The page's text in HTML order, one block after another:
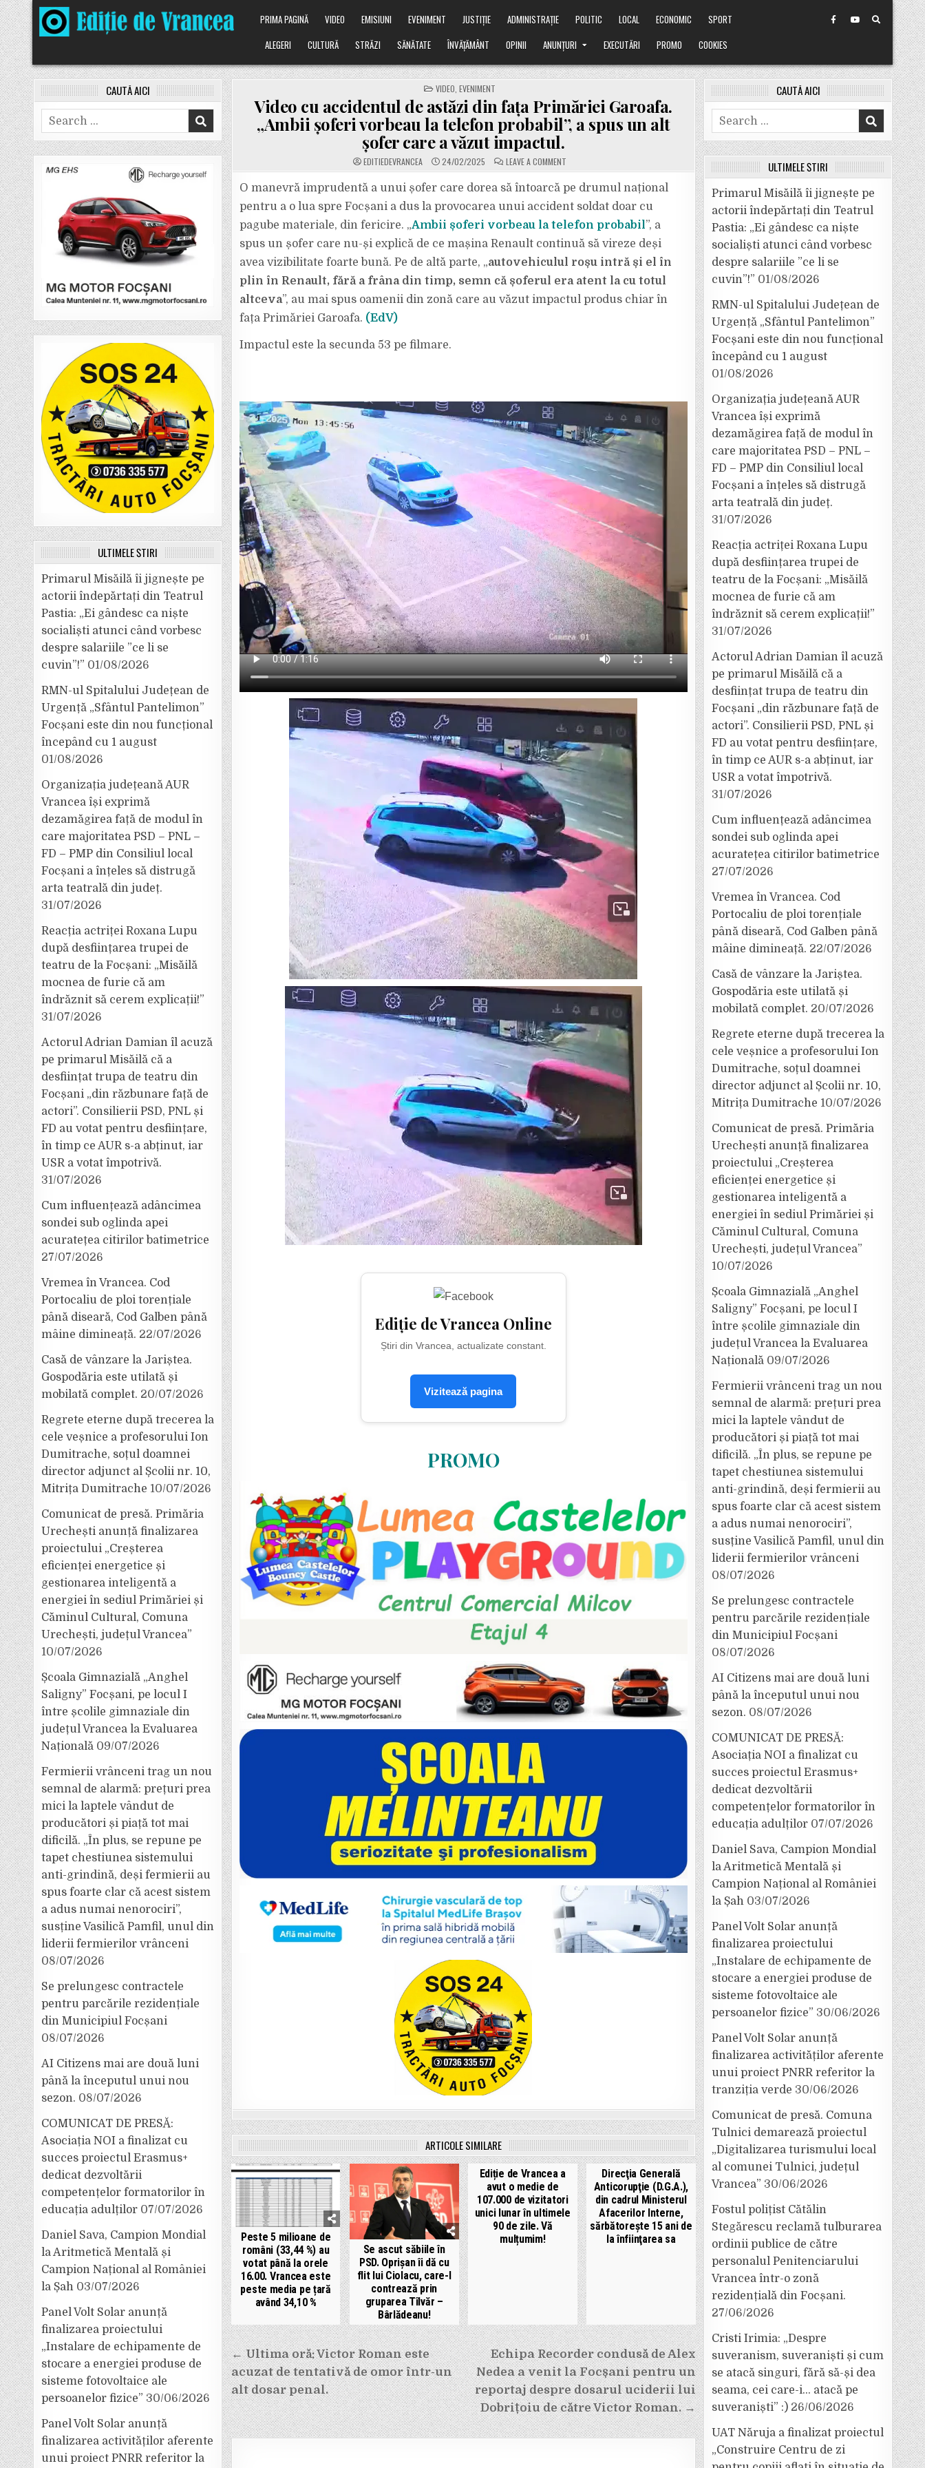
Skip
to
content
PRIMA PAGINĂ VIDEO EMISIUNI EVENIMENT JUSTIȚIE ADMINISTRAȚIE POLITIC LOCAL ECONOMIC
SPORT
ALEGERI
CULTURĂ STRĂZI SĂNĂTATE ÎNVĂȚĂMÂNT OPINII ANUNȚURI EXECUTĂRI PROMO COOKIES
POSTED
IN
VIDEO ,EVENIMENT
Video cu accidentul de astăzi din fața Primăriei Garoafa.
„Ambii șoferi vorbeau la telefon probabil”, a spus un alt
șofer care a văzut impactul.
EDITIEDEVRANCEA 24/02/2025 LEAVE A COMMENT
VIDEO
ACCIDENTUL
DE
ASTĂZI
DIN
FAȚA
PRIMĂRIEI
„AMBII
VORBEAU
LA
TELEFON
PROBABIL”,
A
SPUS
O manevră imprudentă a unui șofer care dorea să întoarcă pe drumul național
pentru a o lua spre Focșani a dus la provocarea unui accident soldat doar cu
pagube materiale, din fericire. „Ambii șoferi vorbeau la telefon probabil”, a
spus un șofer care nu-și explică de ce mașina Renault continuă să vireze deși
avea vizibilitate foarte bună. Pe de altă parte, „autovehiculul roșu intră și el în
plin în Renault, fără a frâna din timp, semn că șoferul era atent la cu totul
altceva”, au mai spus oamenii din zonă care au văzut impactul produs chiar în
fața Primăriei Garoafa. (EdV)
Impactul este la secunda 53 pe filmare.
Ediție de Vrancea Online
Știri din Vrancea, actualizate constant.
Vizitează pagina
PROMO
ARTICOLE SIMILARE
Peste 5 milioane de
români (33,44 %) au
votat până la orele
16.00. Vrancea este
peste media pe țară
având 34,10 %
Se ascut săbiile în
PSD. Oprișan îi dă cu
flit lui Ciolacu, care-l
contrează prin
gruparea Tîlvăr –
Bârlădeanu!
Ediție de Vrancea a
avut o medie de
107.000 de vizitatori
unici lunar în ultimele
90 de zile. Vă
mulțumim!
Direcţia Generală
Anticorupţie (D.G.A.),
din cadrul Ministerul
Afacerilor Interne,
sărbătoreşte 15 ani de
la înfiinţarea sa
Navigare
în
articole
Echipa Recorder condusă de Alex
Nedea a venit la Focșani pentru un
reportaj despre dosarul uciderii lui
Dobrițoiu de către Victor Roman. →
← Ultima oră: Victor Roman este
acuzat de tentativă de omor într-un
alt dosar penal.
CAUTĂ AICI
Search
for:
ULTIMELE ȘTIRI
Primarul Misăilă îi jignește pe
actorii îndepărtați din Teatrul
Pastia: „Ei gândesc ca niște
socialiști atunci când vorbesc
despre salariile ”ce li se
cuvin”!” 01/08/2026
RMN-ul Spitalului Județean de
Urgență „Sfântul Pantelimon”
Focșani este din nou funcțional
începând cu 1 august
01/08/2026
Organizația județeană AUR
Vrancea își exprimă
dezamăgirea față de modul în
care majoritatea PSD – PNL –
FD – PMP din Consiliul local
Focșani a înțeles să distrugă
arta teatrală din județ.
31/07/2026
Reacția actriței Roxana Lupu
după desființarea trupei de
teatru de la Focșani: „Misăilă
mocnea de furie că am
îndrăznit să cerem explicații!”
31/07/2026
Actorul Adrian Damian îl acuză
pe primarul Misăilă că a
desființat trupa de teatru din
Focșani „din răzbunare față de
actori”. Consilierii PSD, PNL și
FD au votat pentru desființare,
în timp ce AUR s-a abținut, iar
USR a votat împotrivă.
31/07/2026
Cum influențează adâncimea
sondei sub oglinda apei
acuratețea citirilor batimetrice
27/07/2026
Vremea în Vrancea. Cod
Portocaliu de ploi torențiale
până diseară, Cod Galben până
mâine dimineață. 22/07/2026
Casă de vânzare la Jariștea.
Gospodăria este utilată și
mobilată complet. 20/07/2026
Regrete eterne după trecerea la
cele veșnice a profesorului Ion
Dumitrache, soțul doamnei
director adjunct al Școlii nr. 10,
Mitrița Dumitrache 10/07/2026
Comunicat de presă. Primăria
Urechești anunță finalizarea
proiectului „Creșterea
eficienței energetice și
gestionarea inteligentă a
energiei în sediul Primăriei și
Căminul Cultural, Comuna
Urechești, județul Vrancea”
10/07/2026
Școala Gimnazială „Anghel
Saligny” Focșani, pe locul I
între școlile gimnaziale din
județul Vrancea la Evaluarea
Națională 09/07/2026
Fermierii vrânceni trag un nou
semnal de alarmă: prețuri prea
mici la laptele vândut de
producători și piață tot mai
dificilă. „În plus, se repune pe
tapet chestiunea sistemului
anti-grindină, deși fermierii au
spus foarte clar că acest sistem
a adus numai nenorociri”,
susține Vasilică Pamfil, unul din
liderii fermierilor vrânceni
08/07/2026
Se prelungesc contractele
pentru parcările rezidențiale
din Municipiul Focșani
08/07/2026
AI Citizens mai are două luni
până la începutul unui nou
sezon. 08/07/2026
COMUNICAT DE PRESĂ:
Asociația NOI a finalizat cu
succes proiectul Erasmus+
dedicat dezvoltării
competențelor formatorilor în
educația adulților 07/07/2026
Daniel Sava, Campion Mondial
la Aritmetică Mentală și
Campion Național al României
la Șah 03/07/2026
Panel Volt Solar anunță
finalizarea proiectului
„Instalare de echipamente de
stocare a energiei produse de
sisteme fotovoltaice ale
persoanelor fizice” 30/06/2026
Panel Volt Solar anunță
finalizarea activităților aferente
unui proiect PNRR referitor la
CAUTĂ AICI
Search
for:
ULTIMELE ȘTIRI
Primarul Misăilă îi jignește pe
actorii îndepărtați din Teatrul
Pastia: „Ei gândesc ca niște
socialiști atunci când vorbesc
despre salariile ”ce li se
cuvin”!” 01/08/2026
RMN-ul Spitalului Județean de
Urgență „Sfântul Pantelimon”
Focșani este din nou funcțional
începând cu 1 august
01/08/2026
Organizația județeană AUR
Vrancea își exprimă
dezamăgirea față de modul în
care majoritatea PSD – PNL –
FD – PMP din Consiliul local
Focșani a înțeles să distrugă
arta teatrală din județ.
31/07/2026
Reacția actriței Roxana Lupu
după desființarea trupei de
teatru de la Focșani: „Misăilă
mocnea de furie că am
îndrăznit să cerem explicații!”
31/07/2026
Actorul Adrian Damian îl acuză
pe primarul Misăilă că a
desființat trupa de teatru din
Focșani „din răzbunare față de
actori”. Consilierii PSD, PNL și
FD au votat pentru desființare,
în timp ce AUR s-a abținut, iar
USR a votat împotrivă.
31/07/2026
Cum influențează adâncimea
sondei sub oglinda apei
acuratețea citirilor batimetrice
27/07/2026
Vremea în Vrancea. Cod
Portocaliu de ploi torențiale
până diseară, Cod Galben până
mâine dimineață. 22/07/2026
Casă de vânzare la Jariștea.
Gospodăria este utilată și
mobilată complet. 20/07/2026
Regrete eterne după trecerea la
cele veșnice a profesorului Ion
Dumitrache, soțul doamnei
director adjunct al Școlii nr. 10,
Mitrița Dumitrache 10/07/2026
Comunicat de presă. Primăria
Urechești anunță finalizarea
proiectului „Creșterea
eficienței energetice și
gestionarea inteligentă a
energiei în sediul Primăriei și
Căminul Cultural, Comuna
Urechești, județul Vrancea”
10/07/2026
Școala Gimnazială „Anghel
Saligny” Focșani, pe locul I
între școlile gimnaziale din
județul Vrancea la Evaluarea
Națională 09/07/2026
Fermierii vrânceni trag un nou
semnal de alarmă: prețuri prea
mici la laptele vândut de
producători și piață tot mai
dificilă. „În plus, se repune pe
tapet chestiunea sistemului
anti-grindină, deși fermierii au
spus foarte clar că acest sistem
a adus numai nenorociri”,
susține Vasilică Pamfil, unul din
liderii fermierilor vrânceni
08/07/2026
Se prelungesc contractele
pentru parcările rezidențiale
din Municipiul Focșani
08/07/2026
AI Citizens mai are două luni
până la începutul unui nou
sezon. 08/07/2026
COMUNICAT DE PRESĂ:
Asociația NOI a finalizat cu
succes proiectul Erasmus+
dedicat dezvoltării
competențelor formatorilor în
educația adulților 07/07/2026
Daniel Sava, Campion Mondial
la Aritmetică Mentală și
Campion Național al României
la Șah 03/07/2026
Panel Volt Solar anunță
finalizarea proiectului
„Instalare de echipamente de
stocare a energiei produse de
sisteme fotovoltaice ale
persoanelor fizice” 30/06/2026
Panel Volt Solar anunță
finalizarea activităților aferente
unui proiect PNRR referitor la
tranziția verde 30/06/2026
Comunicat de presă. Comuna
Tulnici demarează proiectul
„Digitalizarea turismului local
al comunei Tulnici, județul
Vrancea” 30/06/2026
Fostul polițist Cătălin
Stegărescu reclamă tulburarea
ordinii publice de către
personalul Penitenciarului
Vrancea într-o zonă
rezidențială din Focșani.
27/06/2026
Cristi Irimia: „Despre
suveranism, suveraniști și cum
se atacă singuri, fără să-și dea
seama, cei care-i… atacă pe
suveraniști” :) 26/06/2026
UAT Năruja a finalizat proiectul
„Construire Centru de zi